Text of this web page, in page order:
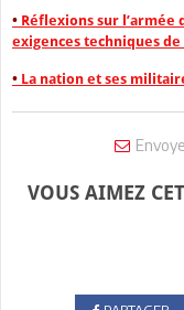
• Réflexions sur l’armée
exigences techniques de
• La nation et ses
VOUS AIMEZ